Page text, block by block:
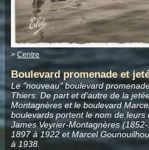
> Centre
Boulevard promenade et
Le "nouveau" boulevard
Thiers. De part et d'autre de la
Montagnères et le boulevard
boulevards portent le nom de
James Veyrier-Montagnères
1897 à 1922 et Marcel
à 1938.